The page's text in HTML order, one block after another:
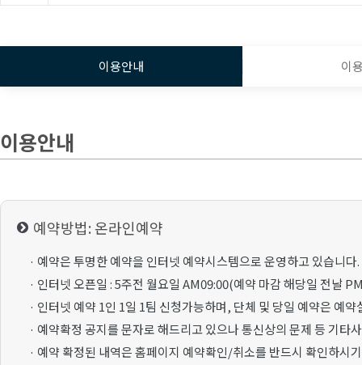
이용안내 이
이용안내
예약방법: 온라인예약
· 예약은 투명한 예약을 인터넷 예약시스템으로 운영하고 있습니다.
· 인터넷 오픈일 : 5주전 월요일 AM09:00(예약 마감 해당일 전날
· 인터넷 예약 1인 1일 1팀 신청가능하며, 단체 및 당일 예약은 예약
· 예약확정 공지를 문자로 해드리고 있으나 통신상의 문제 등 기
· 예약 확정된 내역은 홈페이지 예약확인/취소를 반드시 확인하시